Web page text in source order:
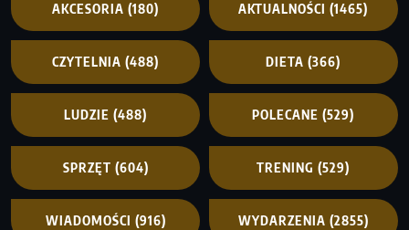
AKCESORIA (180) AKTUALNOŚCI (1465)
CZYTELNIA (488) DIETA (366)
LUDZIE (488) POLECANE (529)
SPRZĘT (604) TRENING (529)
WIADOMOŚCI (916) WYDARZENIA (2855)